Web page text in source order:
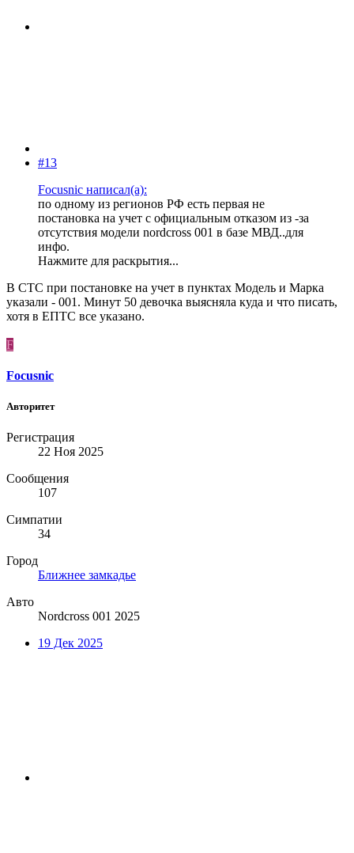
#13
Focusnic написал(а):
по одному из регионов РФ есть первая не
постановка на учет с официальным отказом из -за
отсутствия модели nordcross 001 в базе МВД..для
инфо.
Нажмите для раскрытия...
В СТС при постановке на учет в пунктах Модель и Марка
указали - 001. Минут 50 девочка выясняла куда и что писать,
хотя в ЕПТС все указано.
F
Focusnic
Авторитет
Регистрация
22 Ноя 2025
Сообщения
107
Симпатии
34
Город
Ближнее замкадье
Авто
Nordcross 001 2025
19 Дек 2025